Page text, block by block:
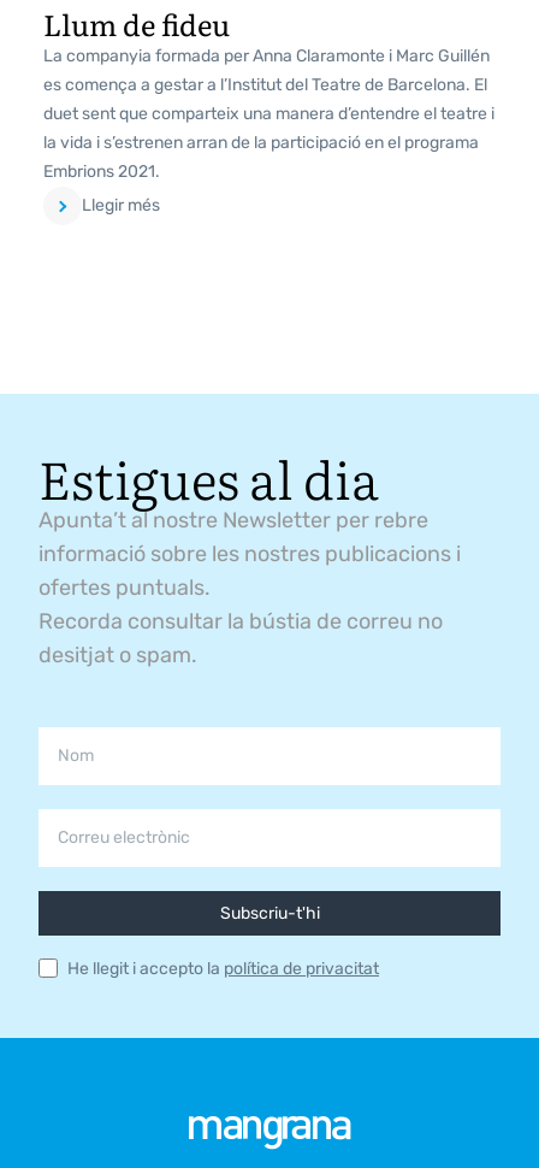
Llum de fideu
La companyia formada per Anna Claramonte i Marc Guillén
es comença a gestar a l’Institut del Teatre de Barcelona. El
duet sent que comparteix una manera d’entendre el teatre i
la vida i s’estrenen arran de la participació en el programa
Embrions 2021.
Llegir més
Estigues al dia
Apunta’t al nostre Newsletter per rebre
informació sobre les nostres publicacions i
ofertes puntuals.
Recorda consultar la bústia de correu no
desitjat o spam.
Subscriu-t'hi
He llegit i accepto la política de privacitat